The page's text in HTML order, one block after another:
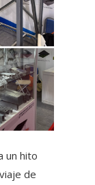
un hito
de